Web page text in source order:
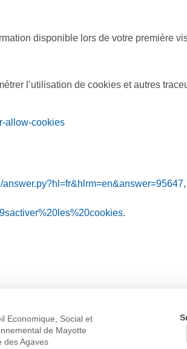
disponible lors de votre première
l’utilisation de cookies et autres
allow-cookies
,
.
Economique, Social et
de Mayotte
des Agaves